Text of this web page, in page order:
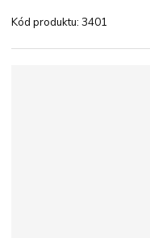
t
Kód produktu:3401